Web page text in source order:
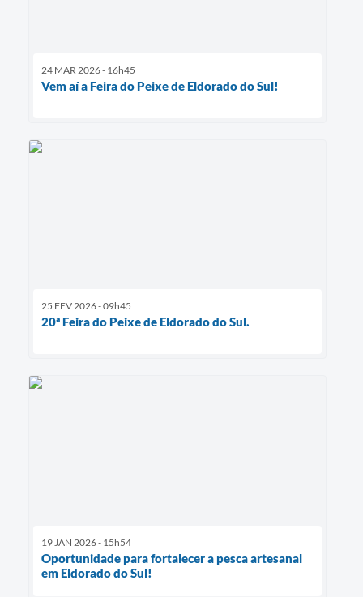
24 MAR 2026 - 16h45
Vem aí a Feira do Peixe de Eldorado do Sul!
25 FEV 2026 - 09h45
20ª Feira do Peixe de Eldorado do Sul.
19 JAN 2026 - 15h54
Oportunidade para fortalecer a pesca artesanal
em Eldorado do Sul!